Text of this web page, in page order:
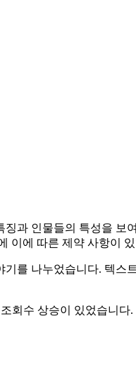
과 인물들의 특성을 보
이에 따른 제약 사항이
를 나누었습니다. 텍스
회수 상승이 있었습니다.